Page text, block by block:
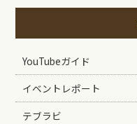
YouTubeガイド
イベントレポート
テブラビ